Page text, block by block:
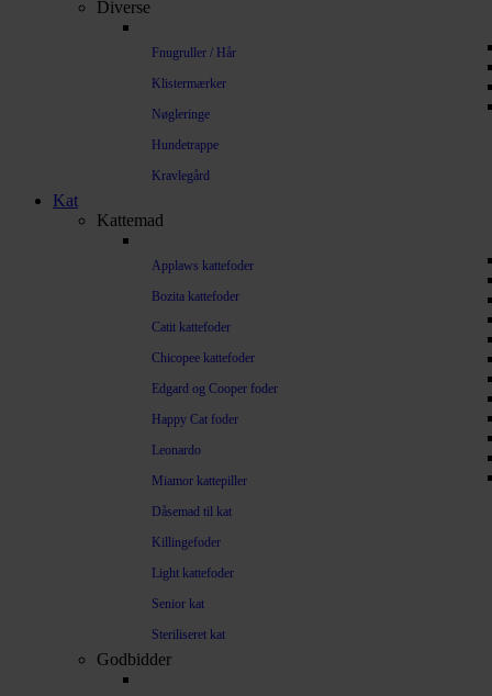
Diverse
Fnugruller / Hår
Klistermærker
Nøgleringe
Hundetrappe
Kravlegård
Kat
Kattemad
Applaws kattefoder
Bozita kattefoder
Catit kattefoder
Chicopee kattefoder
Edgard og Cooper foder
Happy Cat foder
Leonardo
Miamor kattepiller
Dåsemad til kat
Killingefoder
Light kattefoder
Senior kat
Steriliseret kat
Godbidder